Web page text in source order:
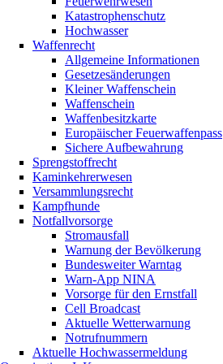
Katastrophenschutz
Hochwasser
Waffenrecht
Allgemeine Informationen
Gesetzesänderungen
Kleiner Waffenschein
Waffenschein
Waffenbesitzkarte
Europäischer Feuerwaffenpass
Sichere Aufbewahrung
Sprengstoffrecht
Kaminkehrerwesen
Versammlungsrecht
Kampfhunde
Notfallvorsorge
Stromausfall
Warnung der Bevölkerung
Bundesweiter Warntag
Warn-App NINA
Vorsorge für den Ernstfall
Cell Broadcast
Aktuelle Wetterwarnung
Notrufnummern
Aktuelle Hochwassermeldung